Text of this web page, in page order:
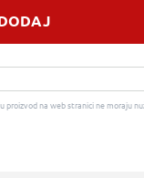
proizvod na web stranici ne moraju